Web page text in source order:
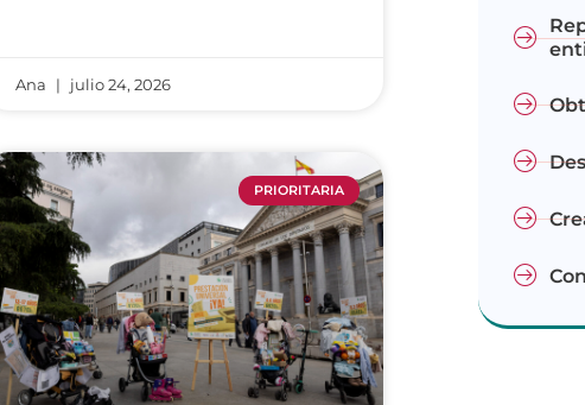
Ana julio 24, 2026
PRIORITARIA